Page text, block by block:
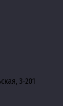
3-201